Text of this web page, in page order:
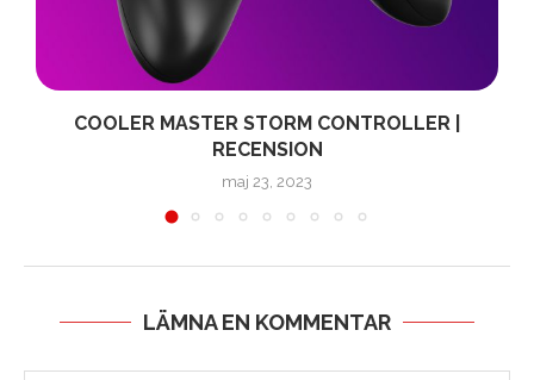
COOLER MASTER STORM CONTROLLER |
RECENSION
maj 23, 2023
LÄMNA EN KOMMENTAR